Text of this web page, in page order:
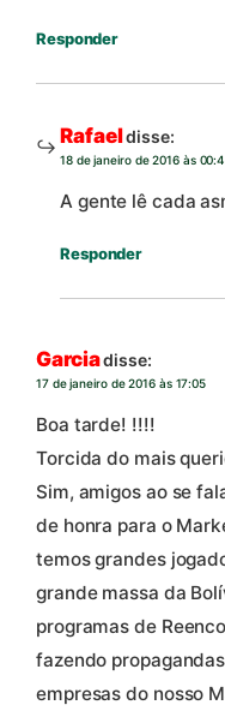
Responder
Rafaeldisse:
18 de janeiro de 2016 às
A gente lê cada
Responder
Garciadisse:
17 de janeiro de 2016 às 17:05
Boa tarde! !!!!
Torcida do mais
Sim, amigos ao se
de honra para o
temos grandes
grande massa da
programas de
fazendo
empresas do nosso